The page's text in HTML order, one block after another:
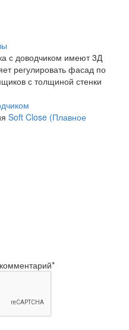
с доводчиком имеют 3Д
регулировать фасад по
с толщиной стенки
Soft Close (Плавное